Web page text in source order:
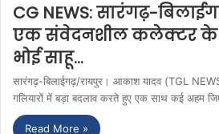
CG NEWS: सारंगढ़-
एक संवेदनशील कलेक्टर के
भोई साहू…
सारंगढ़-बिलाईगढ़/रायपुर। आकाश यादव (TGL
गलियारों में बड़ा बदलाव करते हुए एक साथ कई अहम
Read More »